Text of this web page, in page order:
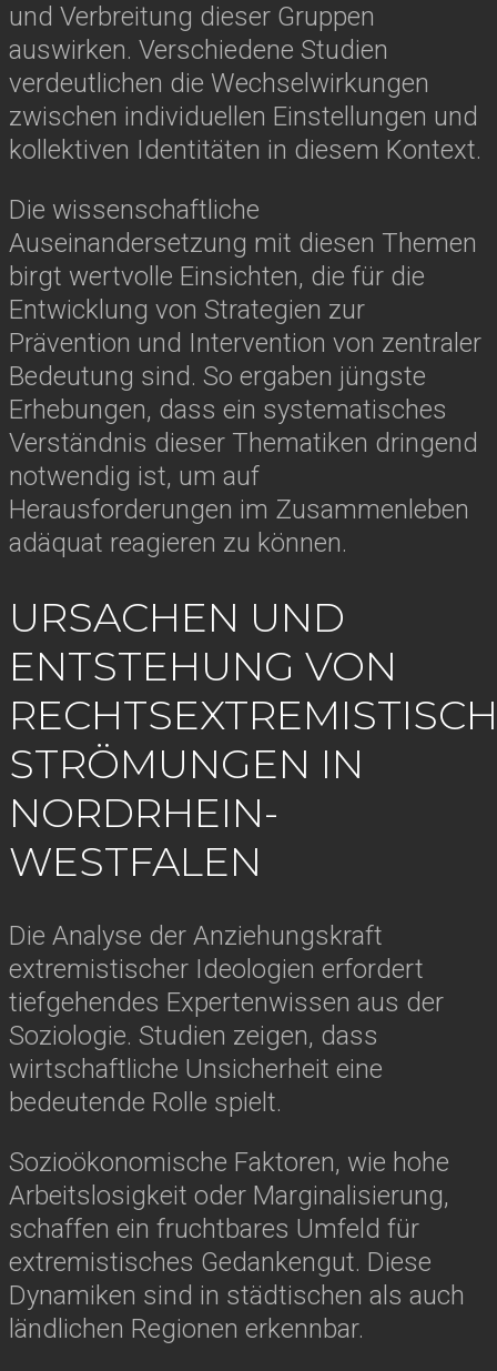
und Verbreitung dieser Gruppen
auswirken. Verschiedene Studien
verdeutlichen die Wechselwirkungen
zwischen individuellen Einstellungen und
kollektiven Identitäten in diesem Kontext.
Die wissenschaftliche
Auseinandersetzung mit diesen Themen
birgt wertvolle Einsichten, die für die
Entwicklung von Strategien zur
Prävention und Intervention von zentraler
Bedeutung sind. So ergaben jüngste
Erhebungen, dass ein systematisches
Verständnis dieser Thematiken dringend
notwendig ist, um auf
Herausforderungen im Zusammenleben
adäquat reagieren zu können.
URSACHEN UND
ENTSTEHUNG VON
STRÖMUNGEN IN
NORDRHEIN-
WESTFALEN
Die Analyse der Anziehungskraft
extremistischer Ideologien erfordert
tiefgehendes Expertenwissen aus der
Soziologie. Studien zeigen, dass
wirtschaftliche Unsicherheit eine
bedeutende Rolle spielt.
Sozioökonomische Faktoren, wie hohe
Arbeitslosigkeit oder Marginalisierung,
schaffen ein fruchtbares Umfeld für
extremistisches Gedankengut. Diese
Dynamiken sind in städtischen als auch
ländlichen Regionen erkennbar.